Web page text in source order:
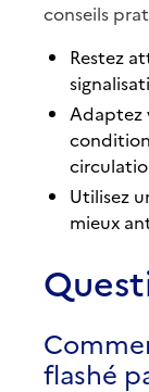
conseils
Restez
Adaptez
Utilisez
mieux
flashé